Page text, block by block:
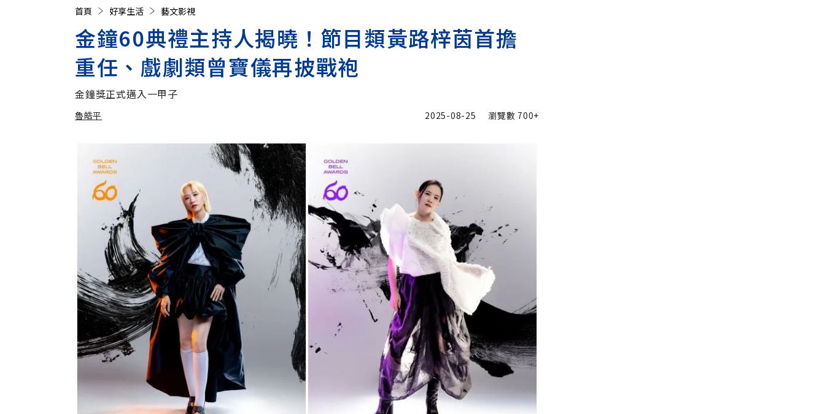
首頁 好享生活 藝文影視
金鐘60典禮主持人揭曉！節目類黃路梓茵首擔
重任、戲劇類曾寶儀再披戰袍
金鐘獎正式邁入一甲子
魯皓平
加入追蹤
2025-08-25 瀏覽數 700+